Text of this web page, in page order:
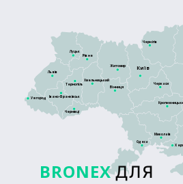
BRONEX ДЛЯ
Луцьк
Київ
Житомир
Тернопіль
Рівне
Львів
Черкаси
Чернігів
Ужгород
Чернівці
Вінниця
Хмельницький
Івано-Франківськ
Миколаїв
Одеса